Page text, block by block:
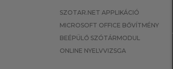
SZOTAR.NET APPLIKÁCIÓ
MICROSOFT OFFICE BŐVÍTMÉNY
BEÉPÜLŐ SZÓTÁRMODUL
ONLINE NYELVVIZSGA